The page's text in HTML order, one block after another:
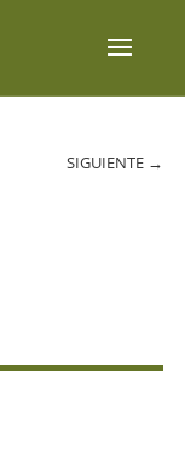
SIGUIENTE →